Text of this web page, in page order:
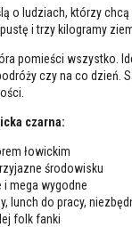
o ludziach, którzy
i trzy kilogramy
pomieści wszystko.
czy na co dzień.
czarna:
łowickim
środowisku
i mega wygodne
lunch do pracy,
folk fanki